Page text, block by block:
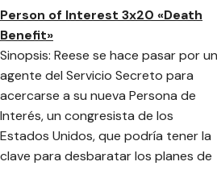
Person of Interest 3x20 «Death
Benefit»
Sinopsis: Reese se hace pasar por un
agente del Servicio Secreto para
acercarse a su nueva Persona de
Interés, un congresista de los
Estados Unidos, que podría tener la
clave para desbaratar los planes de